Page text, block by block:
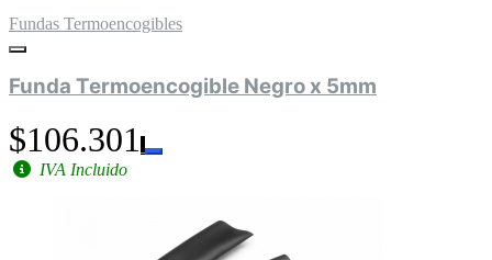
Fundas Termoencogibles
Funda Termoencogible Negro x 5mm
$106.301
IVA Incluido